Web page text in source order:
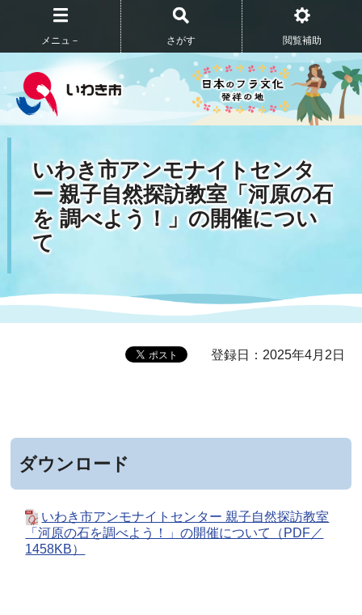
メニュ－ さがす 閲覧補助
いわき市アンモナイトセンタ
ー 親子自然探訪教室「河原の石
を 調べよう！」の開催につい
て
登録日：2025年4月2日
ダウンロード
いわき市アンモナイトセンター 親子自然探訪教室
「河原の石を調べよう！」の開催について（PDF／
1458KB）